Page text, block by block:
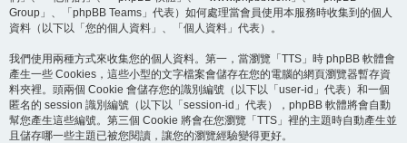
Group」、「phpBB Teams」代表）如何處理當會員使用本服務時收集到的個人
資料（以下以「您的個人資料」、「個人資料」代表）。
我們使用兩種方式來收集您的個人資料。第一，當瀏覽「TTS」時 phpBB 軟體會
產生一些 Cookies，這些小型的文字檔案會儲存在您的電腦的網頁瀏覽器暫存資
料夾裡。頭兩個 Cookie 會儲存您的識別編號（以下以「user-id」代表）和一個
匿名的 session 識別編號（以下以「session-id」代表），phpBB 軟體將會自動
幫您產生這些編號。第三個 Cookie 將會在您瀏覽「TTS」裡的主題時自動產生並
且儲存哪一些主題已被您閱讀，讓您的瀏覽經驗變得更好。